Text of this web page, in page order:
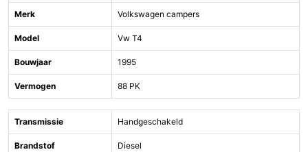
Merk Volkswagen campers
Model Vw T4
Bouwjaar 1995
Vermogen 88 PK
Transmissie Handgeschakeld
Brandstof Diesel